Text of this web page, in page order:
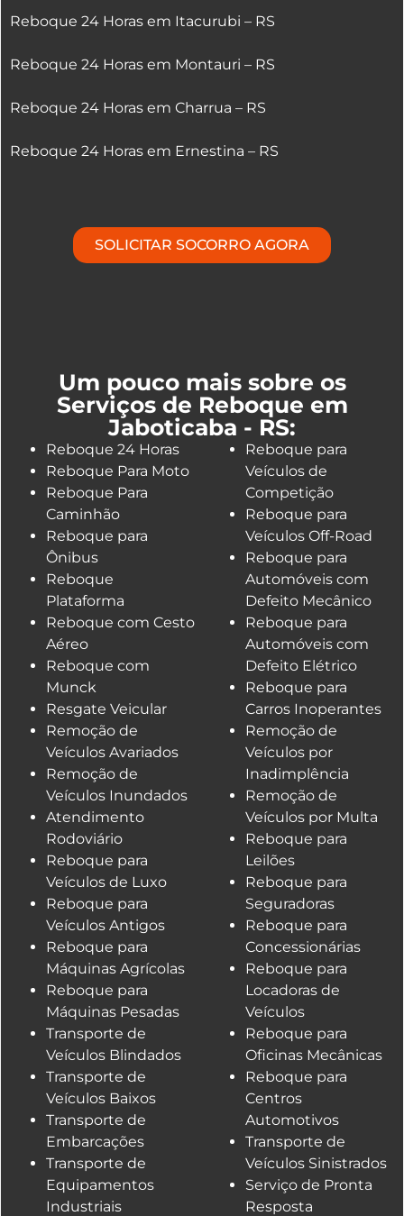
Reboque 24 Horas em Itacurubi – RS
Reboque 24 Horas em Montauri – RS
Reboque 24 Horas em Charrua – RS
Reboque 24 Horas em Ernestina – RS
SOLICITAR SOCORRO AGORA
Um pouco mais sobre os
Serviços de Reboque em
Jaboticaba - RS:
Reboque 24 Horas
Reboque Para Moto
Reboque Para
Caminhão
Reboque para
Ônibus
Reboque
Plataforma
Reboque com Cesto
Aéreo
Reboque com
Munck
Resgate Veicular
Remoção de
Veículos Avariados
Remoção de
Veículos Inundados
Atendimento
Rodoviário
Reboque para
Veículos de Luxo
Reboque para
Veículos Antigos
Reboque para
Máquinas Agrícolas
Reboque para
Máquinas Pesadas
Transporte de
Veículos Blindados
Transporte de
Veículos Baixos
Transporte de
Embarcações
Transporte de
Equipamentos
Industriais
Reboque para
Veículos de
Competição
Reboque para
Veículos Off-Road
Reboque para
Automóveis com
Defeito Mecânico
Reboque para
Automóveis com
Defeito Elétrico
Reboque para
Carros Inoperantes
Remoção de
Veículos por
Inadimplência
Remoção de
Veículos por Multa
Reboque para
Leilões
Reboque para
Seguradoras
Reboque para
Concessionárias
Reboque para
Locadoras de
Veículos
Reboque para
Oficinas Mecânicas
Reboque para
Centros
Automotivos
Transporte de
Veículos Sinistrados
Serviço de Pronta
Resposta